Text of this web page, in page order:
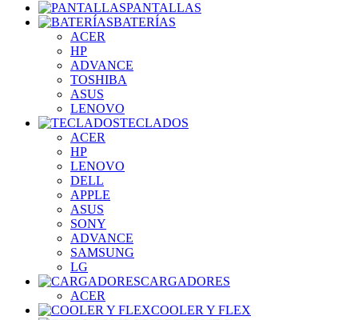
PANTALLAS
BATERÍAS
ACER
HP
ADVANCE
TOSHIBA
ASUS
LENOVO
TECLADOS
ACER
HP
LENOVO
DELL
APPLE
ASUS
SONY
ADVANCE
SAMSUNG
LG
CARGADORES
ACER
COOLER Y FLEX